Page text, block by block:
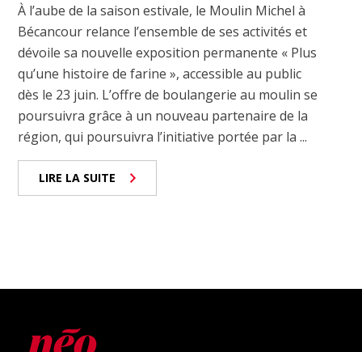
À l’aube de la saison estivale, le Moulin Michel à
Bécancour relance l’ensemble de ses activités et
dévoile sa nouvelle exposition permanente « Plus
qu’une histoire de farine », accessible au public
dès le 23 juin. L’offre de boulangerie au moulin se
poursuivra grâce à un nouveau partenaire de la
région, qui poursuivra l’initiative portée par la ...
LIRE LA SUITE